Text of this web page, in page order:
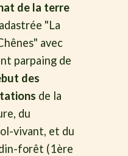
de la terre
"La
avec
parpaing de
des
de la
du
vivant, et du
forêt (1ère